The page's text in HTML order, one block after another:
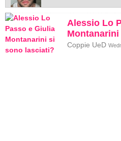
Alessio Lo
Coppie UeD